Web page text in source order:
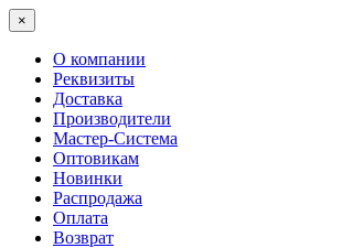
×
О компании
Реквизиты
Доставка
Производители
Мастер-Система
Оптовикам
Новинки
Распродажа
Оплата
Возврат